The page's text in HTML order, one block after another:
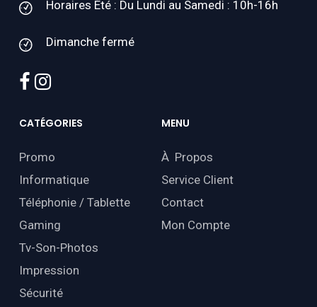
Horaires Été : Du Lundi au Samedi : 10h-16h
Dimanche fermé
facebook
instagram
CATÉGORIES
Promo
Informatique
Téléphonie / Tablette
Gaming
Tv-Son-Photos
Impression
Sécurité
MENU
À Propos
Service Client
Contact
Mon Compte